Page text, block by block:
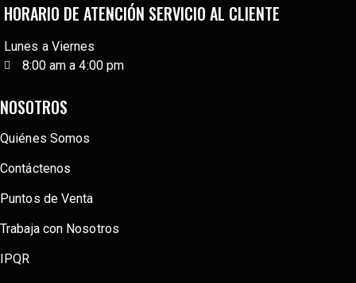
HORARIO DE ATENCIÓN SERVICIO AL CLIENTE
Lunes a Viernes
8:00 am a 4:00 pm
NOSOTROS
Quiénes Somos
Contáctenos
Puntos de Venta
Trabaja con Nosotros
IPQR